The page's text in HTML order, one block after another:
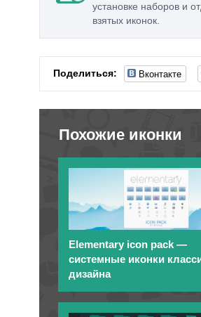
установке наборов и
взятых иконок.
Поделиться: Вконтакте
Похожие иконки
Elementary icon pack —
системные иконки
дизайна